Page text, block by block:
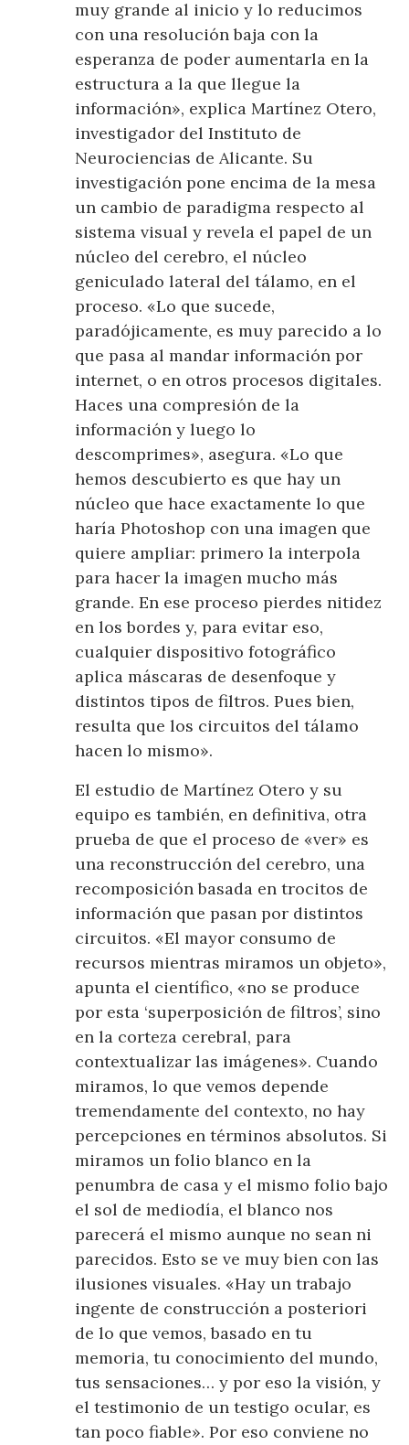
muy grande al inicio y lo reducimos
con una resolución baja con la
esperanza de poder aumentarla en la
estructura a la que llegue la
información», explica Martínez Otero,
investigador del Instituto de
Neurociencias de Alicante. Su
investigación pone encima de la mesa
un cambio de paradigma respecto al
sistema visual y revela el papel de un
núcleo del cerebro, el núcleo
geniculado lateral del tálamo, en el
proceso. «Lo que sucede,
paradójicamente, es muy parecido a lo
que pasa al mandar información por
internet, o en otros procesos digitales.
Haces una compresión de la
información y luego lo
descomprimes», asegura. «Lo que
hemos descubierto es que hay un
núcleo que hace exactamente lo que
haría Photoshop con una imagen que
quiere ampliar: primero la interpola
para hacer la imagen mucho más
grande. En ese proceso pierdes nitidez
en los bordes y, para evitar eso,
cualquier dispositivo fotográfico
aplica máscaras de desenfoque y
distintos tipos de filtros. Pues bien,
resulta que los circuitos del tálamo
hacen lo mismo».
El estudio de Martínez Otero y su
equipo es también, en definitiva, otra
prueba de que el proceso de «ver» es
una reconstrucción del cerebro, una
recomposición basada en trocitos de
información que pasan por distintos
circuitos. «El mayor consumo de
recursos mientras miramos un objeto»,
apunta el científico, «no se produce
por esta ‘superposición de filtros’, sino
en la corteza cerebral, para
contextualizar las imágenes». Cuando
miramos, lo que vemos depende
tremendamente del contexto, no hay
percepciones en términos absolutos. Si
miramos un folio blanco en la
penumbra de casa y el mismo folio bajo
el sol de mediodía, el blanco nos
parecerá el mismo aunque no sean ni
parecidos. Esto se ve muy bien con las
ilusiones visuales. «Hay un trabajo
ingente de construcción a posteriori
de lo que vemos, basado en tu
memoria, tu conocimiento del mundo,
tus sensaciones… y por eso la visión, y
el testimonio de un testigo ocular, es
tan poco fiable». Por eso conviene no